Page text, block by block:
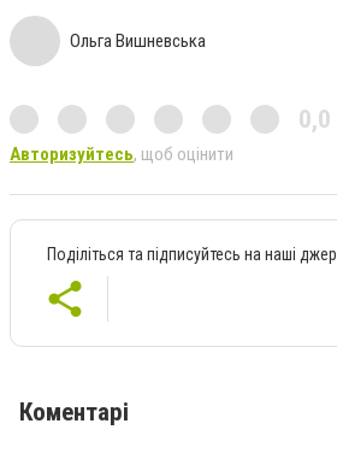
Ольга Вишневська
0,0
Авторизуйтесь, щоб оцінити
Поділіться та підписуйтесь на наші
Коментарі